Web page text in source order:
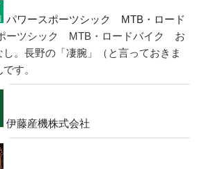
パワースポーツシック MTB・ロード
ーツシック MTB・ロードバイク お
。長野の「凄腕」（と言っておきま
す。
伊藤産機株式会社